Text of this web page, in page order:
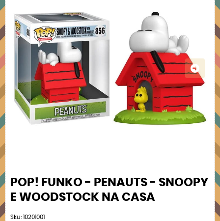
POP! FUNKO - PENAUTS - SNOOPY
E WOODSTOCK NA CASA
Sku: 10201001